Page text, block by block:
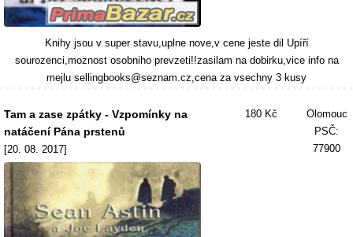
Knihy jsou v super stavu,uplne nove,v cene jeste dil Upíří
sourozenci,moznost osobniho prevzeti!!zasilam na dobirku,vice info na
mejlu sellingbooks@seznam.cz,cena za vsechny 3 kusy
Tam a zase zpátky - Vzpomínky na
natáčení Pána prstenů
[20. 08. 2017]
180 Kč
Olomouc
PSČ:
77900